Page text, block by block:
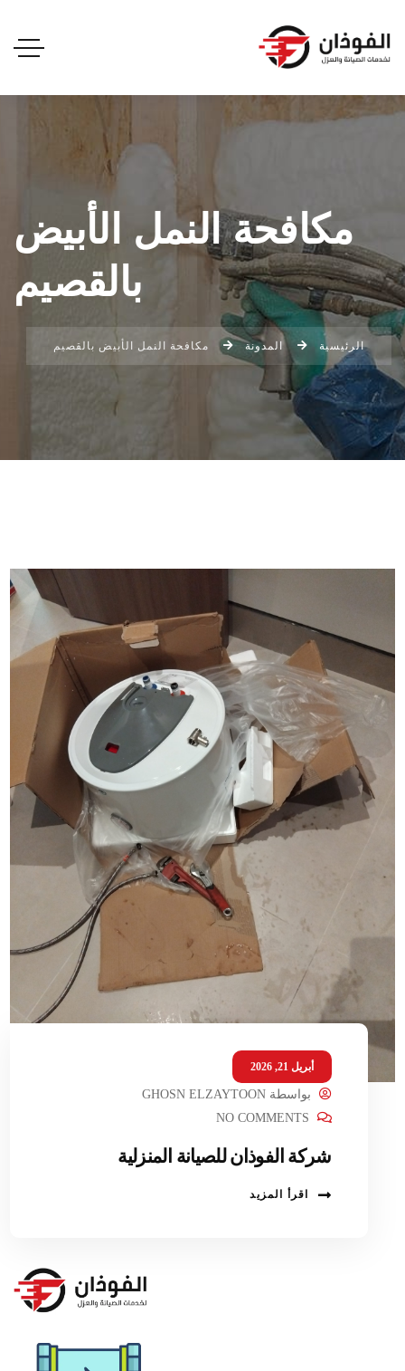
مكافحة النمل الأبيض
بالقصيم
الرئيسية المدونة مكافحة النمل الأبيض بالقصيم
أبريل 21, 2026
بواسطةGHOSN ELZAYTOON
NO COMMENTS
شركة الفوذان للصيانة المنزلية
اقرأ المزيد